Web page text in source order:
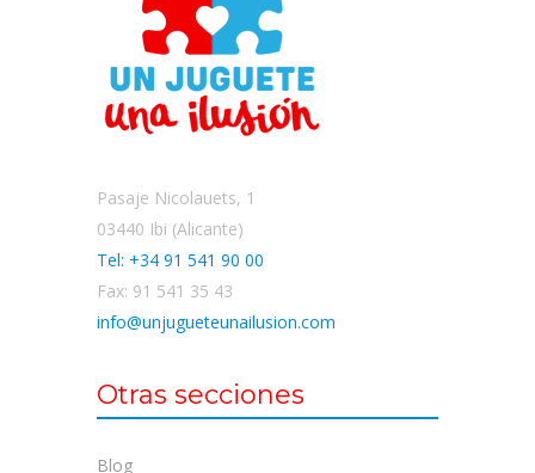
Pasaje Nicolauets, 1
03440 Ibi (Alicante)
Tel: +34 91 541 90 00
Fax: 91 541 35 43
info@unjugueteunailusion.com
Otras secciones
Blog